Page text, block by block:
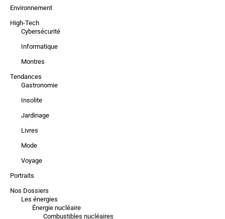
Environnement
High-Tech
Cybersécurité
Informatique
Montres
Tendances
Gastronomie
Insolite
Jardinage
Livres
Mode
Voyage
Portraits
Nos Dossiers
Les énergies
Énergie nucléaire
Combustibles nucléaires